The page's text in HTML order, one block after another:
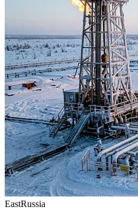
EastRussia